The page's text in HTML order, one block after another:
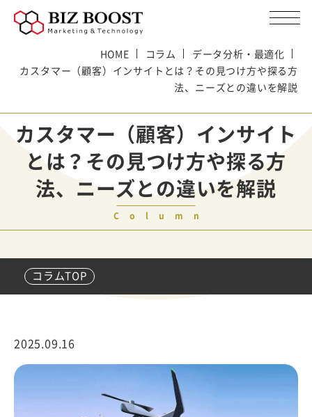
HOME コラム
データ分析・最適化
カスタマー（顧客）インサイトとは？その見つけ方や探る方
法、ニーズとの違いを解説
カスタマー（顧客）インサイト
とは？その見つけ方や探る方
法、ニーズとの違いを解説
Column
コラムTOP
2025.09.16